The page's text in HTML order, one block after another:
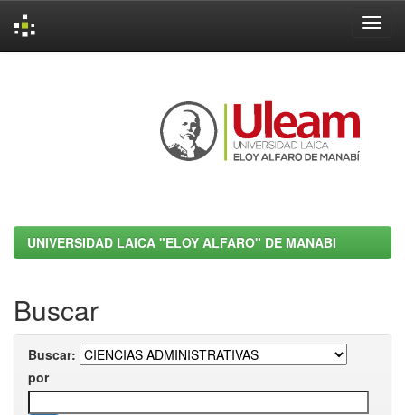
UNIVERSIDAD LAICA "ELOY ALFARO" DE MANABI
Buscar
Buscar:
por